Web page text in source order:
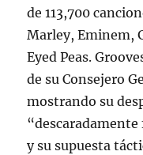
de 113,700
Marley, Eminem,
Eyed Peas.
de su Consejero
mostrando su
“descaradamente
y su supuesta